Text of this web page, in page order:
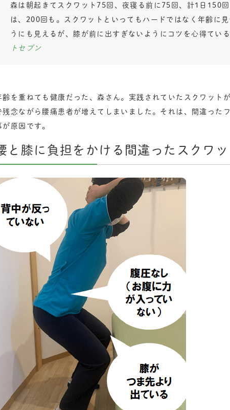
森は朝起きてスクワット75回、夜寝る前に75回、計1日150
は、200回も。スクワットといってもハードではなく年齢に
うにも見えるが、膝が前に出すぎないようにコツを心得てい
トセブン
齢を重ねても健康だった、森さん。実践されていたスクワット
残念ながら腰痛患者が増えてしまいました。それは、間違った
が原因です。
と膝に負担をかける間違ったスクワ